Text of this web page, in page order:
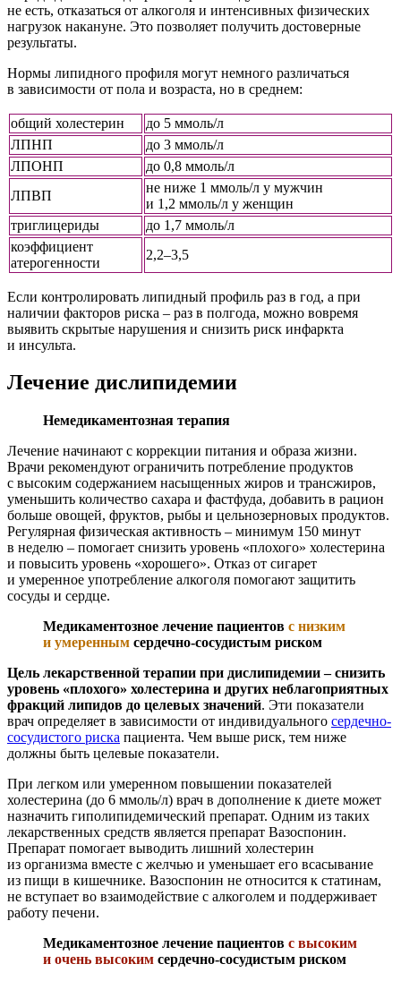
не есть, отказаться от алкоголя и интенсивных физических
нагрузок накануне. Это позволяет получить достоверные
результаты.
Нормы липидного профиля могут немного различаться
в зависимости от пола и возраста, но в среднем:
общий холестерин
до 5 ммоль/л
ЛПНП
до 3 ммоль/л
ЛПОНП
до 0,8 ммоль/л
ЛПВП
не ниже 1 ммоль/л у мужчин
и 1,2 ммоль/л у женщин
триглицериды
до 1,7 ммоль/л
коэффициент
атерогенности
2,2–3,5
Если контролировать липидный профиль раз в год, а при
наличии факторов риска – раз в полгода, можно вовремя
выявить скрытые нарушения и снизить риск инфаркта
и инсульта.
Лечение дислипидемии
Немедикаментозная терапия
Лечение начинают с коррекции питания и образа жизни.
Врачи рекомендуют ограничить потребление продуктов
с высоким содержанием насыщенных жиров и трансжиров,
уменьшить количество сахара и фастфуда, добавить в рацион
больше овощей, фруктов, рыбы и цельнозерновых продуктов.
Регулярная физическая активность – минимум 150 минут
в неделю – помогает снизить уровень «плохого» холестерина
и повысить уровень «хорошего». Отказ от сигарет
и умеренное употребление алкоголя помогают защитить
сосуды и сердце.
Медикаментозное лечение пациентов с низким
и умеренным сердечно-сосудистым риском
Цель лекарственной терапии при дислипидемии – снизить
уровень «плохого» холестерина и других неблагоприятных
фракций липидов до целевых значений. Эти показатели
врач определяет в зависимости от индивидуального сердечно-
сосудистого риска пациента. Чем выше риск, тем ниже
должны быть целевые показатели.
При легком или умеренном повышении показателей
холестерина (до 6 ммоль/л) врач в дополнение к диете может
назначить гиполипидемический препарат. Одним из таких
лекарственных средств является препарат Вазоспонин.
Препарат помогает выводить лишний холестерин
из организма вместе с желчью и уменьшает его всасывание
из пищи в кишечнике. Вазоспонин не относится к статинам,
не вступает во взаимодействие с алкоголем и поддерживает
работу печени.
Медикаментозное лечение пациентов с высоким
и очень высоким сердечно-сосудистым риском